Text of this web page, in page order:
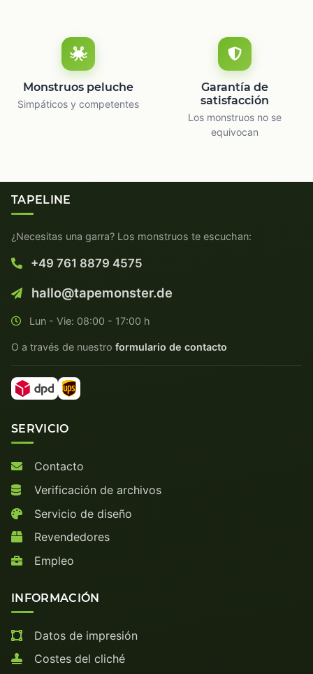
Monstruos peluche
Simpáticos y competentes
Garantía de
satisfacción
Los monstruos no se
equivocan
TAPELINE
¿Necesitas una garra? Los monstruos te escuchan:
+49 761 8879 4575
hallo@tapemonster.de
Lun - Vie: 08:00 - 17:00 h
O a través de nuestro formulario de contacto
SERVICIO
Contacto
Verificación de archivos
Servicio de diseño
Revendedores
Empleo
INFORMACIÓN
Datos de impresión
Costes del cliché